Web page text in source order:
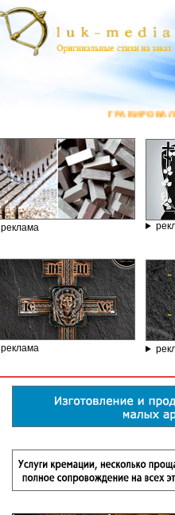
ГРАВИРОВАЛЬНЫЕ И
реклама
реклама